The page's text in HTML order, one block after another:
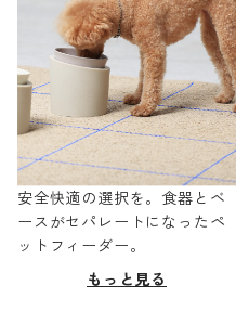
安全快適の選択を。食器とベ
ースがセパレートになったペ
ットフィーダー。
もっと見る